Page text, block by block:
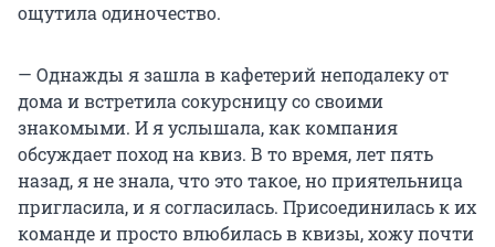
ощутила одиночество.
— Однажды я зашла в кафетерий неподалеку от
дома и встретила сокурсницу со своими
знакомыми. И я услышала, как компания
обсуждает поход на квиз. В то время, лет пять
назад, я не знала, что это такое, но приятельница
пригласила, и я согласилась. Присоединилась к их
команде и просто влюбилась в квизы, хожу почти